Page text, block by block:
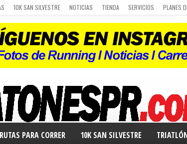
10K SAN SILVESTRE NOTICIAS TIENDA SERVICIOS PLANES
CALENDARIO DE CARRERAS Q&A CURSO DE RUNNING
RUTAS PARA CORRER 10K SAN SILVESTRE